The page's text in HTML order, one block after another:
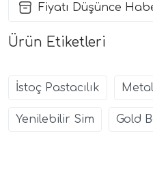
Fiyatı Düşünce
Ürün Etiketleri
İstoç Pastacılık
Yenilebilir Sim Gold